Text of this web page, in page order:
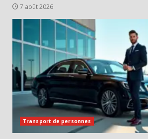
7 août 2026
Transport de personnes